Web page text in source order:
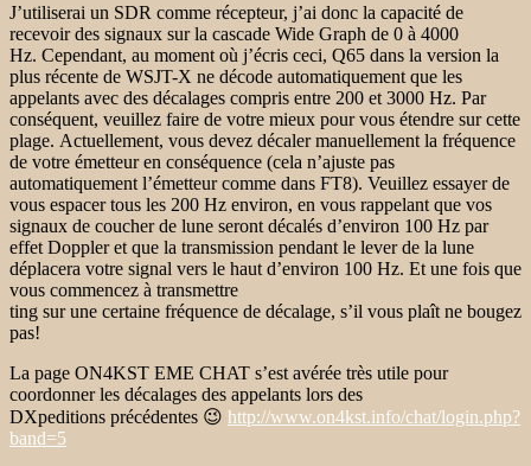
J’utiliserai un SDR comme récepteur, j’ai donc la capacité de
recevoir des signaux sur la cascade Wide Graph de 0 à 4000
Hz. Cependant, au moment où j’écris ceci, Q65 dans la version la
plus récente de WSJT-X ne décode automatiquement que les
appelants avec des décalages compris entre 200 et 3000 Hz. Par
conséquent, veuillez faire de votre mieux pour vous étendre sur cette
plage. Actuellement, vous devez décaler manuellement la fréquence
de votre émetteur en conséquence (cela n’ajuste pas
automatiquement l’émetteur comme dans FT8). Veuillez essayer de
vous espacer tous les 200 Hz environ, en vous rappelant que vos
signaux de coucher de lune seront décalés d’environ 100 Hz par
effet Doppler et que la transmission pendant le lever de la lune
déplacera votre signal vers le haut d’environ 100 Hz. Et une fois que
vous commencez à transmettre
ting sur une certaine fréquence de décalage, s’il vous plaît ne bougez
pas!
La page ON4KST EME CHAT s’est avérée très utile pour
coordonner les décalages des appelants lors des
DXpeditions précédentes 😉 http://www.on4kst.info/chat/login.php?
band=5